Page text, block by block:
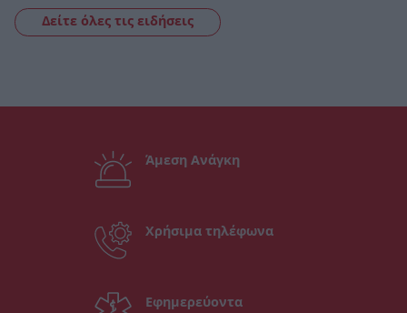
Δείτε όλες τις ειδήσεις
Άμεση Ανάγκη
Χρήσιμα τηλέφωνα
Εφημερεύοντα